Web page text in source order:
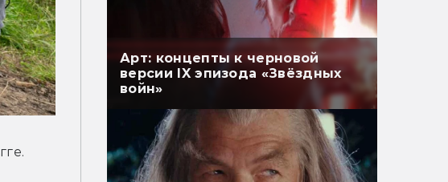
Арт: концепты к черновой
версии IX эпизода «Звёздных
войн»